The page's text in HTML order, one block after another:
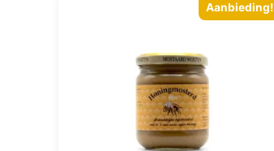
Aanbieding!